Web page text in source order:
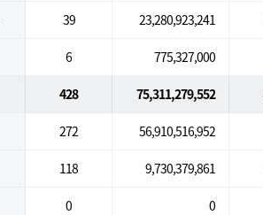
39 23,280,923,241
6 775,327,000
428 75,311,279,552
272 56,910,516,952
118 9,730,379,861
0 0